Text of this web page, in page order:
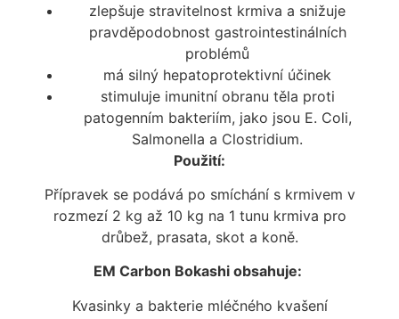
zlepšuje stravitelnost krmiva a snižuje
pravděpodobnost gastrointestinálních
problémů
má silný hepatoprotektivní účinek
stimuluje imunitní obranu těla proti
patogenním bakteriím, jako jsou E. Coli,
Salmonella a Clostridium.
Použití:
Přípravek se podává po smíchání s krmivem v
rozmezí 2 kg až 10 kg na 1 tunu krmiva pro
drůbež, prasata, skot a koně.
EM Carbon Bokashi obsahuje:
Kvasinky a bakterie mléčného kvašení